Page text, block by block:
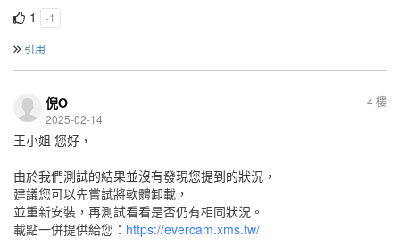
1 -1
引用
4 樓
倪O
2025-02-14
王小姐 您好，
由於我們測試的結果並沒有發現您提到的狀況，
建議您可以先嘗試將軟體卸載，
並重新安裝，再測試看看是否仍有相同狀況。
載點一併提供給您： https://evercam.xms.tw/